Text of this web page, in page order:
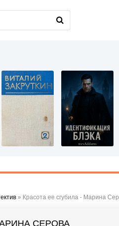
» Красота ее сгубила - Марина
СЕРОВА